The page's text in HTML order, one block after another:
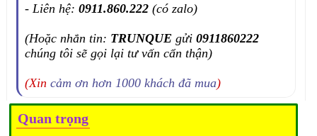
- Liên hệ:0911.860.222 (có zalo)
(Hoặc nhắn tin: TRUNQUE gửi0911860222
chúng tôi sẽ gọi lại tư vấn cẩn thận)
(Xincảm ơn hơn 1000 khách đã mua)
Quan trọng